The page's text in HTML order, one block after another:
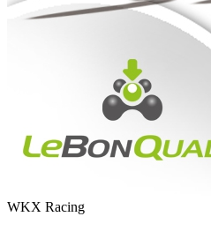
WKX Racing